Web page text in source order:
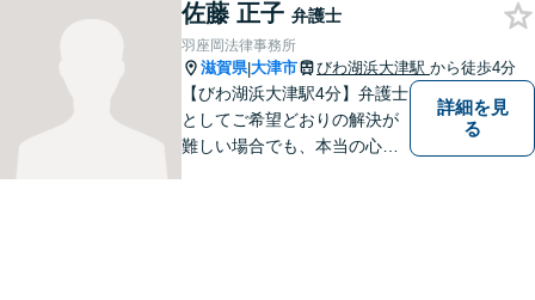
者の希望を最大限尊重しなが
ら、適正な範囲で解決を目指
します。
佐藤 正子 弁護士
羽座岡法律事務所
滋賀県|大津市 びわ湖浜大津駅 から徒歩4分
【びわ湖浜大津駅4分】弁護士
としてご希望どおりの解決が
難しい場合でも、本当の心の
詳細を見
る